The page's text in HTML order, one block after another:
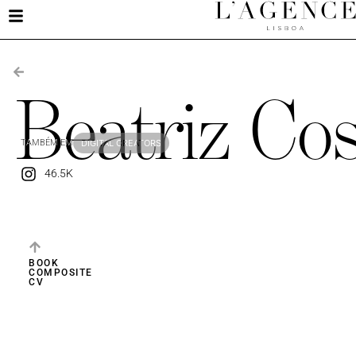
Beatriz
TAMBÉM EM DIGITAL CREATORS
46.5K
BOOK
COMPOSITE
CV